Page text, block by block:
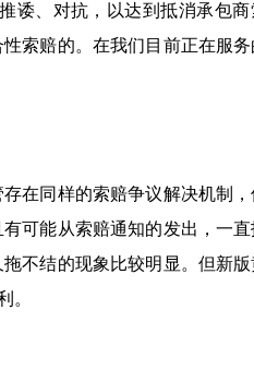
诿、对抗，以达到抵消承包商
索赔的。在我们目前正在服
在同样的索赔争议解决机制
可能从索赔通知的发出，一
不结的现象比较明显。但新
。